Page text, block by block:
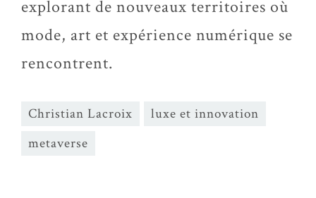
explorant de nouveaux territoires où
mode, art et expérience numérique se
rencontrent.
Christian Lacroix
luxe et innovation
metaverse